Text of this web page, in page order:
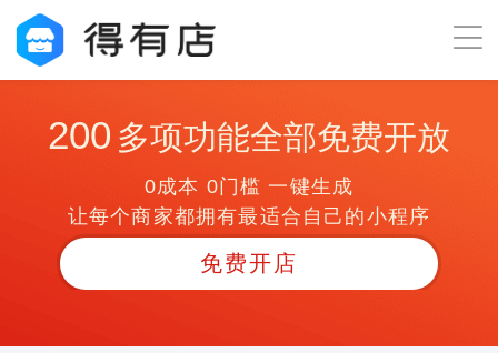
200 多项功能全部免费开放
0成本 0门槛 一键生成
让每个商家都拥有最适合自己的小程序
免费开店